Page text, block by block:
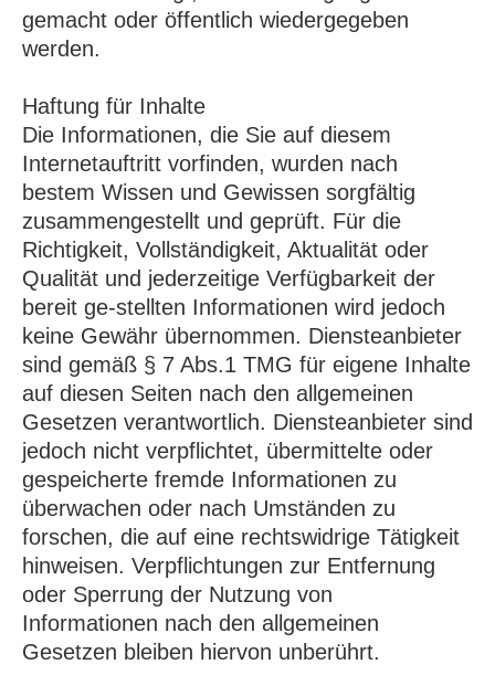
gemacht oder öffentlich wiedergegeben
werden.
Haftung für Inhalte
Die Informationen, die Sie auf diesem
Internetauftritt vorfinden, wurden nach
bestem Wissen und Gewissen sorgfältig
zusammengestellt und geprüft. Für die
Richtigkeit, Vollständigkeit, Aktualität oder
Qualität und jederzeitige Verfügbarkeit der
bereit ge-stellten Informationen wird jedoch
keine Gewähr übernommen. Diensteanbieter
sind gemäß § 7 Abs.1 TMG für eigene Inhalte
auf diesen Seiten nach den allgemeinen
Gesetzen verantwortlich. Diensteanbieter sind
jedoch nicht verpflichtet, übermittelte oder
gespeicherte fremde Informationen zu
überwachen oder nach Umständen zu
forschen, die auf eine rechtswidrige Tätigkeit
hinweisen. Verpflichtungen zur Entfernung
oder Sperrung der Nutzung von
Informationen nach den allgemeinen
Gesetzen bleiben hiervon unberührt.